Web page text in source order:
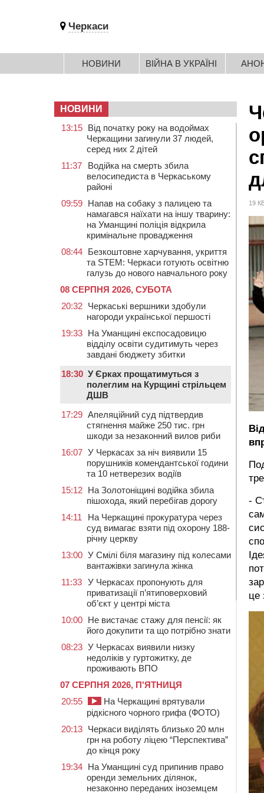
Черкаси
НОВИНИ ВІЙНА В УКРАЇНІ
19
-
це
НОВИНИ
13:15 Від початку року на водоймах
Черкащини загинули 37 людей,
серед них 2 дітей
11:37
Водійка на смерть збила
велосипедиста в Черкаському
районі
09:59 Напав на собаку з палицею та
намагався наїхати на іншу тварину:
на Уманщині поліція відкрила
кримінальне провадження
08:44 Безкоштовне харчування, укриття
та STEM: Черкаси готують освітню
галузь до нового навчального року
08 СЕРПНЯ 2026, СУБОТА
20:32 Черкаські вершники здобули
нагороди української першості
19:33 На Уманщині експосадовицю
відділу освіти судитимуть через
завдані бюджету збитки
18:30 У Єрках прощатимуться з
полеглим на Курщині стрільцем
ДШВ
17:29 Апеляційний суд підтвердив
стягнення майже 250 тис. грн
шкоди за незаконний вилов риби
16:07 У Черкасах за ніч виявили 15
порушників комендантської години
та 10 нетверезих водіїв
15:12 На Золотоніщині водійка збила
пішохода, який перебігав дорогу
14:11
На Черкащині прокуратура через
суд вимагає взяти під охорону 188-
річну церкву
13:00 У Смілі біля магазину під колесами
вантажівки загинула жінка
11:33 У Черкасах пропонують для
приватизації п’ятиповерховий
об’єкт у центрі міста
10:00 Не вистачає стажу для пенсії: як
його докупити та що потрібно знати
08:23 У Черкасах виявили низку
недоліків у гуртожитку, де
проживають ВПО
07 СЕРПНЯ 2026, П'ЯТНИЦЯ
20:55
На Черкащині врятували
рідкісного чорного грифа (ФОТО)
20:13 Черкаси виділять близько 20 млн
грн на роботу ліцею “Перспектива”
до кінця року
19:34 На Уманщині суд припинив право
оренди земельних ділянок,
незаконно переданих іноземцем